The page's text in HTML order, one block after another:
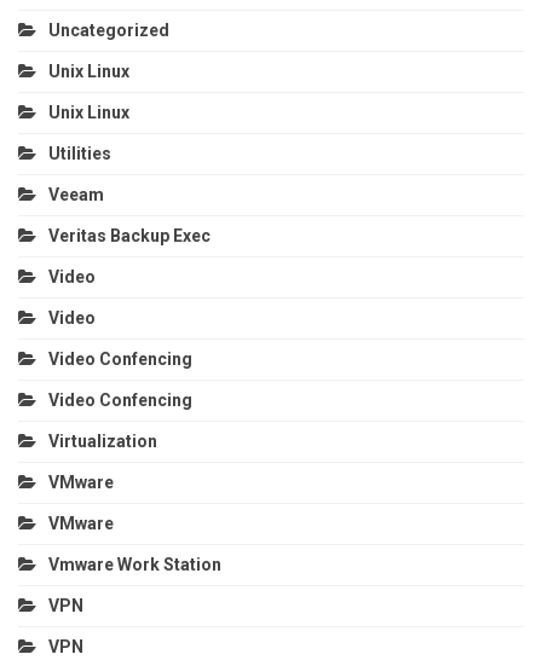
Uncategorized
Unix Linux
Unix Linux
Utilities
Veeam
Veritas Backup Exec
Video
Video
Video Confencing
Video Confencing
Virtualization
VMware
VMware
Vmware Work Station
VPN
VPN